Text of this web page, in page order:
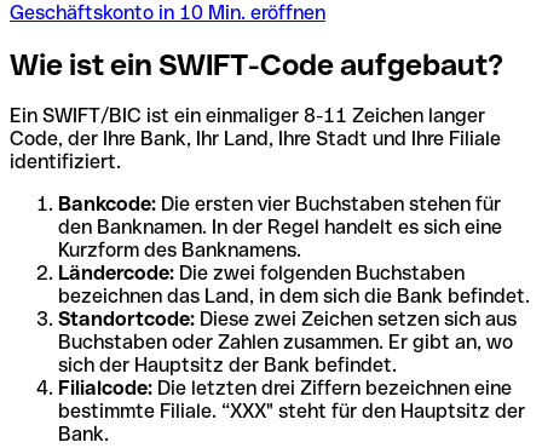
Geschäftskonto in 10 Min. eröffnen
Wie ist ein SWIFT-Code aufgebaut?
Ein SWIFT/BIC ist ein einmaliger 8-11 Zeichen langer
Code, der Ihre Bank, Ihr Land, Ihre Stadt und Ihre Filiale
identifiziert.
Bankcode: Die ersten vier Buchstaben stehen für
den Banknamen. In der Regel handelt es sich eine
Kurzform des Banknamens.
Ländercode: Die zwei folgenden Buchstaben
bezeichnen das Land, in dem sich die Bank befindet.
Standortcode: Diese zwei Zeichen setzen sich aus
Buchstaben oder Zahlen zusammen. Er gibt an, wo
sich der Hauptsitz der Bank befindet.
Filialcode: Die letzten drei Ziffern bezeichnen eine
bestimmte Filiale. “XXX" steht für den Hauptsitz der
Bank.